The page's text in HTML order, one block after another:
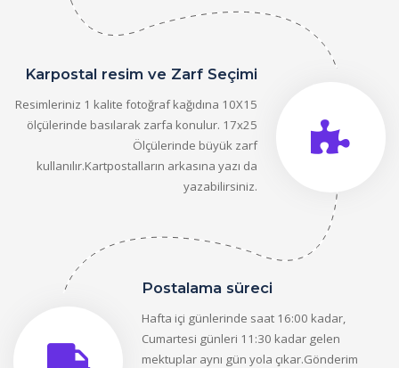
Karpostal resim ve Zarf Seçimi
Resimleriniz 1 kalite fotoğraf kağıdına 10X15
ölçülerinde basılarak zarfa konulur. 17x25
Ölçülerinde büyük zarf
kullanılır.Kartpostalların arkasına yazı da
yazabilirsiniz.
Postalama süreci
Hafta içi günlerinde saat 16:00 kadar,
Cumartesi günleri 11:30 kadar gelen
mektuplar aynı gün yola çıkar.Gönderim